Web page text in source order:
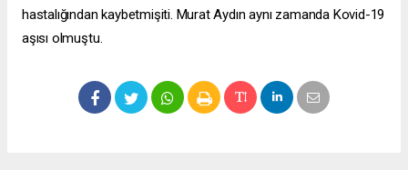
hastalığından kaybetmişiti. Murat Aydın aynı zamanda Kovid-19
aşısı olmuştu.